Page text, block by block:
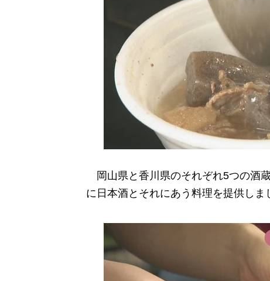
岡山県と香川県のそれぞれ5つの酒
に日本酒とそれにあう料理を提供しま